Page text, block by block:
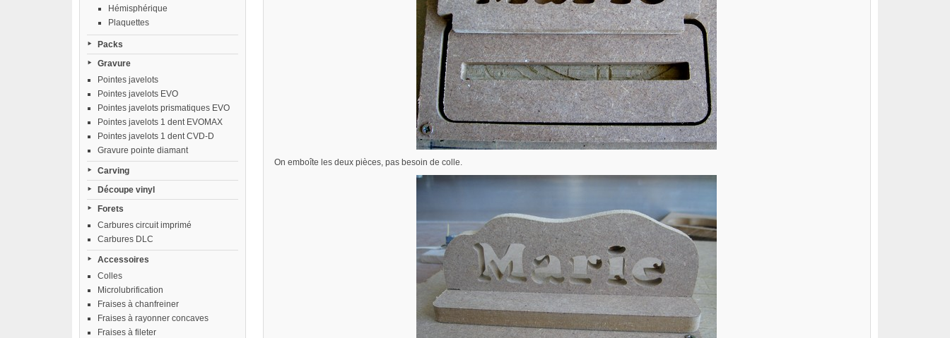
Hémisphérique
Plaquettes
Packs
Gravure
Pointes javelots
Pointes javelots EVO
Pointes javelots prismatiques EVO
Pointes javelots 1 dent EVOMAX
Pointes javelots 1 dent CVD-D
Gravure pointe diamant
Carving
Découpe vinyl
Forets
Carbures circuit imprimé
Carbures DLC
Accessoires
Colles
Microlubrification
Fraises à chanfreiner
Fraises à rayonner concaves
Fraises à fileter
On emboîte les deux pièces, pas besoin de colle.